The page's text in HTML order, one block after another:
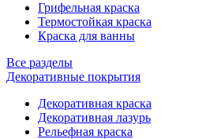
Грифельная краска
Термостойкая краска
Краска для ванны
Все разделы
Декоративные покрытия
Декоративная краска
Декоративная лазурь
Рельефная краска